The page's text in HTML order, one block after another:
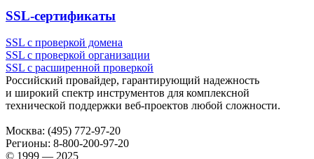
SSL-сертификаты
SSL с проверкой домена
SSL с проверкой организации
SSL с расширенной проверкой
Российский провайдер, гарантирующий надежность
и широкий спектр инструментов для комплексной
технической поддержки веб-проектов любой сложности.
Москва: (495) 772-97-20
Регионы: 8-800-200-97-20
© 1999 — 2025